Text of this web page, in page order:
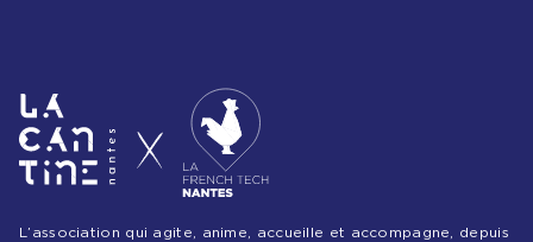
Coopérations
Événements
& Contenus
L’association qui agite, anime, accueille et accompagne, depuis